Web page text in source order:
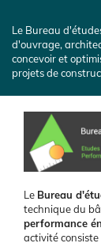
Présentation
Le Bureau
d'ouvrage,
concevoir et
projets de
Présentation
Le Bureau
technique du
performance
activité